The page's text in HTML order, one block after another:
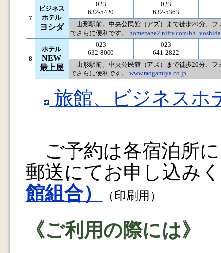
7
ビジネス
ホテル
ヨシダ
023
632-5420
023
632-5363
山形駅前。中央公民館（アズ）まで徒歩20分、フ
でさらに便利です。 homepage2.nifty.com/
8
ホテル
NEW
最上屋
023
632-8000
023
641-2822
山形駅前。中央公民館（アズ）まで徒歩20分、フ
でさらに便利です。 www.mogamiya.co.jp
旅館、ビジネスホ
ご予約は各宿泊所
郵送にてお申し込み
館組合）
（印刷用）
《ご利用の際には》